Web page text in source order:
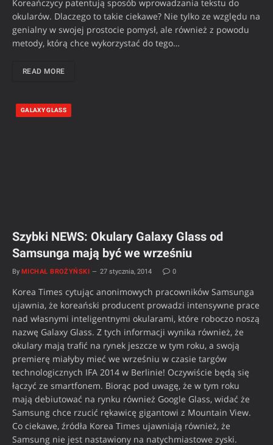
Koreańczycy patentują sposób wprowadzania tekstu do
okularów. Dlaczego to takie ciekawe? Nie tylko ze względu na
genialny w swojej prostocie pomysł, ale również z powodu
metody, którą chce wykorzystać do tego…
READ MORE
GALAXY GLASS
Szybki NEWS: Okulary Galaxy Glass od
Samsunga mają być we wrześniu
By MICHAŁ BROŻYŃSKI 27 stycznia, 2014 0
Korea Times cytując anonimowych pracowników Samsunga
ujawnia, że koreański producent prowadzi intensywne prace
nad własnymi inteligentnymi okularami, które roboczo noszą
nazwę Galaxy Glass. Z tych informacji wynika również, że
okulary mają trafić na rynek jeszcze w tym roku, a swoją
premierę miałyby mieć we wrześniu w czasie targów
technologicznych IFA 2014 w Berlinie! Oczywiście będą się
łączyć ze smartfonem. Biorąc pod uwagę, że w tym roku
mają debiutować na rynku również Google Glass, widać że
Samsung chce rzucić rękawicę gigantowi z Mountain View.
Co ciekawe, źródła Korea Times ujawniają również, że
Samsung nie jest nastawiony na natychmiastowe zyski.